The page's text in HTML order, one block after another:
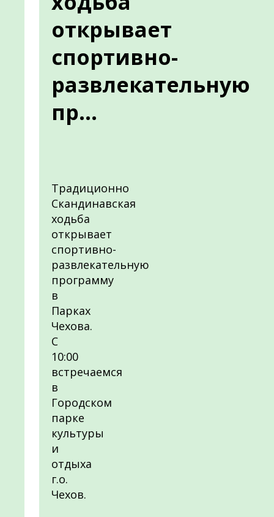
открывает
спортивно-
развлекательную
пр...
Традиционно
Скандинавская
ходьба
открывает
спортивно-
развлекательную
программу
в
Парках
Чехова.
С
10:00
встречаемся
в
Городском
парке
культуры
и
отдыха
г.о.
Чехов.